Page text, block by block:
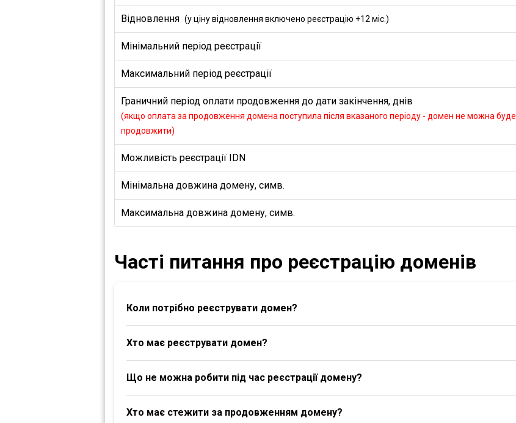
Відновлення (у ціну відновлення включено реєстрацію +12 міс.)
Мінімальний період реєстрації
Максимальний період реєстрації
Граничний період оплати продовження до дати закінчення, днів
(якщо оплата за продовження домена поступила після вказаного періоду - домен не можна буде
продовжити)
Можливість реєстрації IDN
Мінімальна довжина домену, симв.
Максимальна довжина домену, симв.
Часті питання про реєстрацію доменів
Коли потрібно реєструвати домен?
Хто має реєструвати домен?
Що не можна робити під час реєстрації домену?
Хто має стежити за продовженням домену?